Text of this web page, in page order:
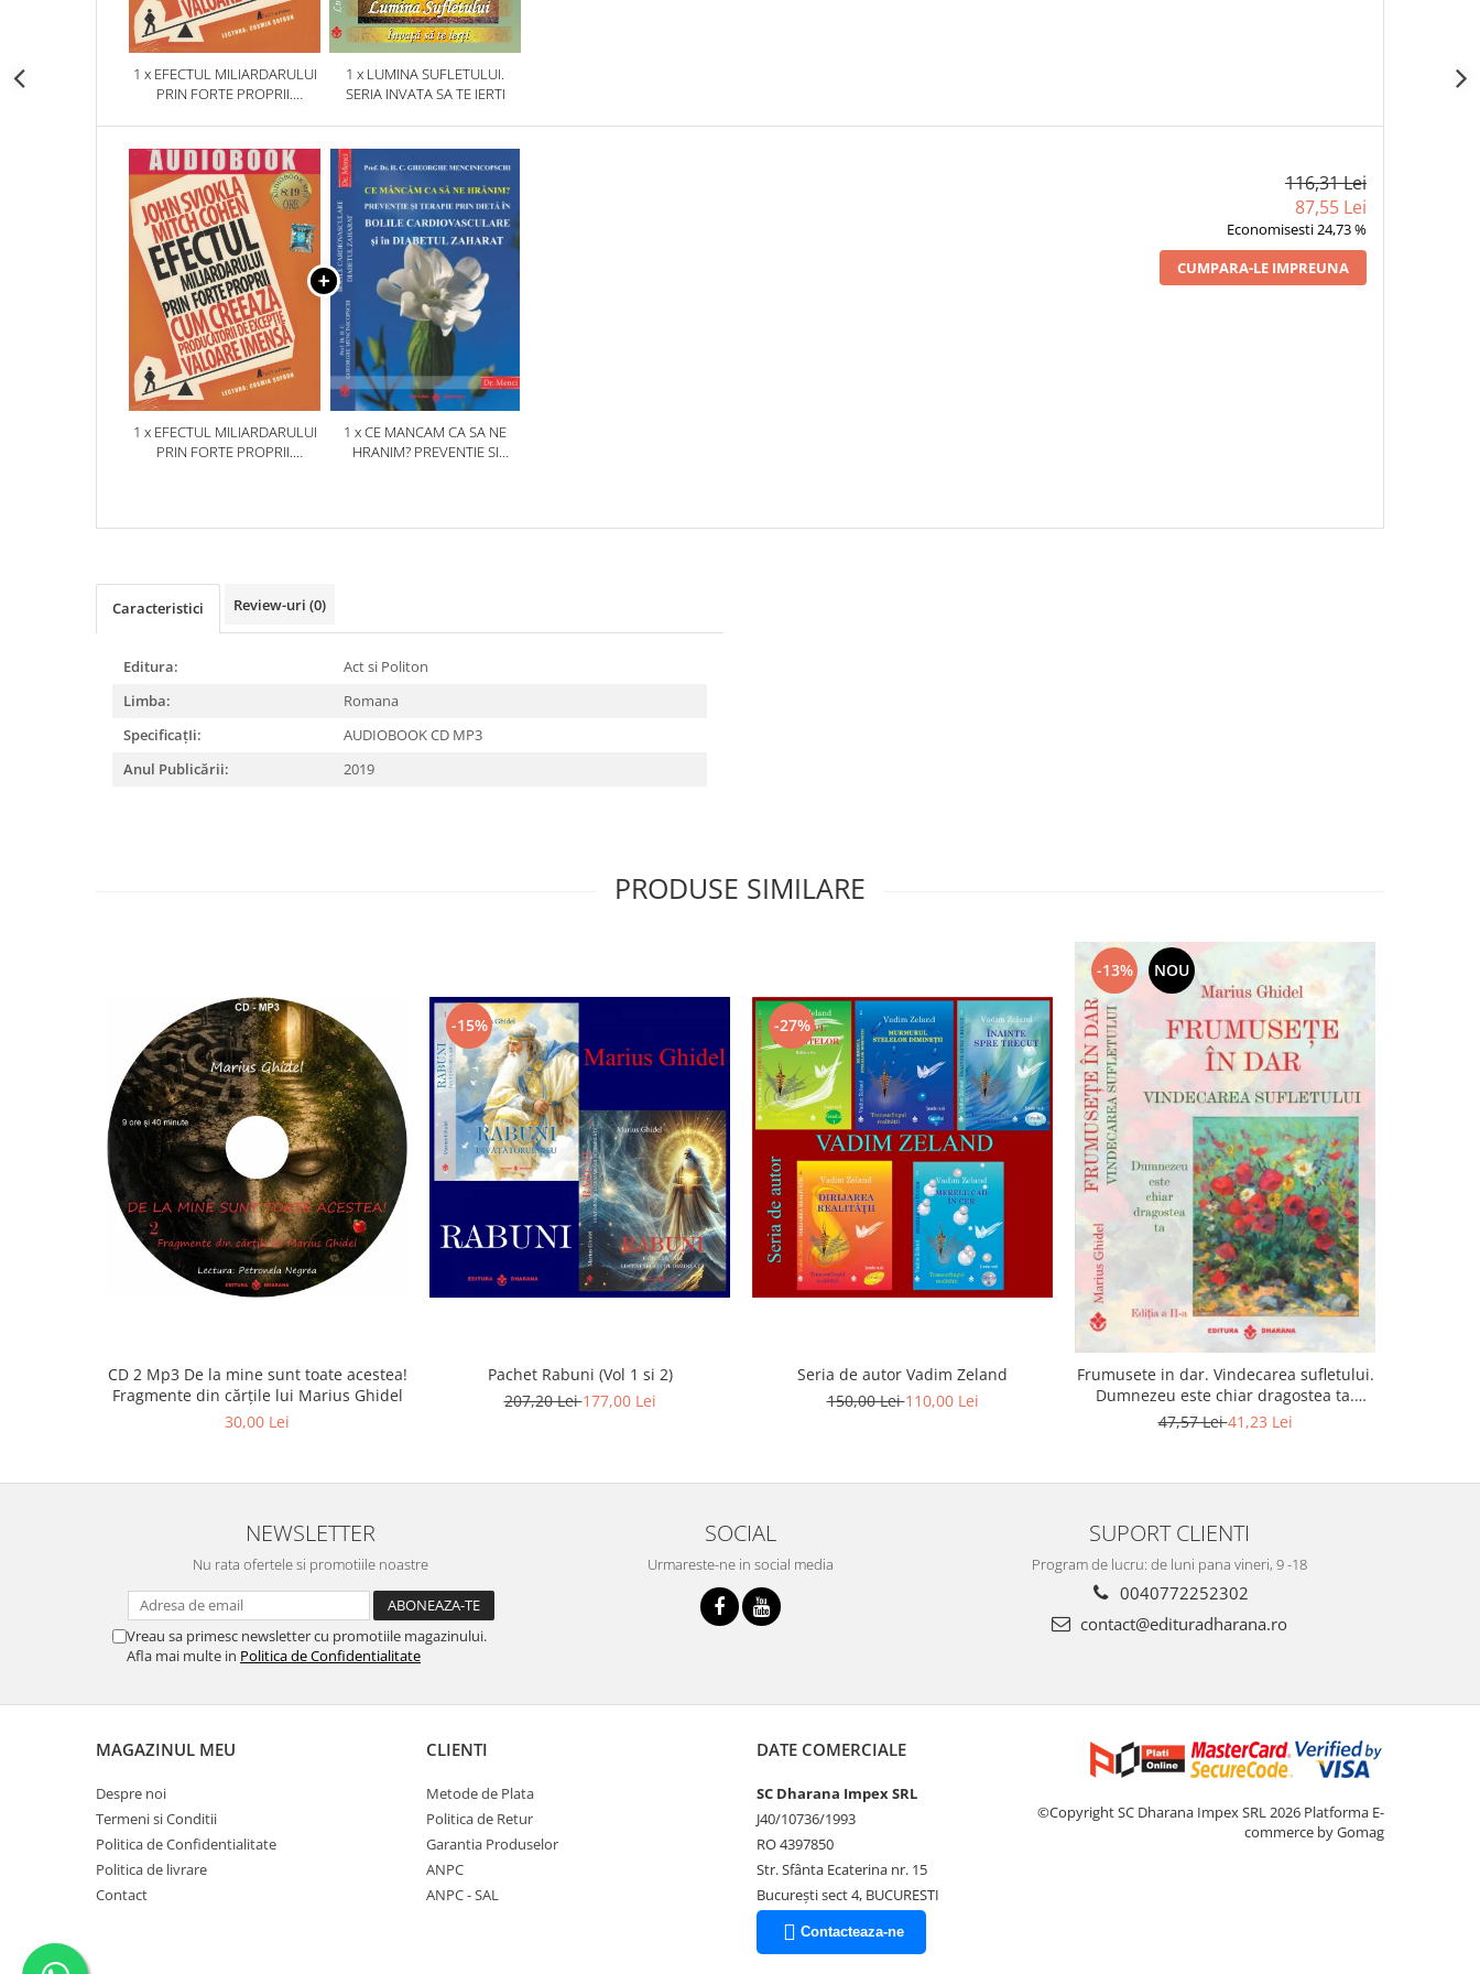
1 x EFECTUL MILIARDARULUI
PRIN FORTE PROPRII.
1 x LUMINA SUFLETULUI.
SERIA INVATA SA TE IERTI
1 x EFECTUL MILIARDARULUI
PRIN FORTE PROPRII.
1 x CE MANCAM CA SA NE
HRANIM? PREVENTIE SI
116,31 Lei
87,55 Lei
Economisesti 24,73 %
CUMPARA-LE IMPREUNA
Caracteristici Review-uri (0)
Editura:
Act si Politon
Limba:
Romana
SpecificațIi:
AUDIOBOOK CD MP3
Anul Publicării:
2019
PRODUSE SIMILARE
CD 2 Mp3 De la mine sunt toate acestea!
Fragmente din cărțile lui Marius Ghidel
30,00 Lei
-15%
Pachet Rabuni (Vol 1 si 2)
207,20 Lei177,00 Lei
-27%
Seria de autor Vadim Zeland
150,00 Lei110,00 Lei
-13% NOU
Frumusete in dar. Vindecarea sufletului.
Dumnezeu este chiar dragostea ta.
Editia a 2-a
47,57 Lei41,23 Lei
NEWSLETTER
Nu rata ofertele si promotiile noastre
Vreau sa primesc newsletter cu promotiile magazinului.
Afla mai multe in Politica de Confidentialitate
SOCIAL
Urmareste-ne in social media
SUPORT CLIENTI
Program de lucru: de luni pana vineri, 9 -18
0040772252302
contact@edituradharana.ro
MAGAZINUL MEU
Despre noi
Termeni si Conditii
Politica de Confidentialitate
Politica de livrare
Contact
CLIENTI
Metode de Plata
Politica de Retur
Garantia Produselor
ANPC
ANPC - SAL
DATE COMERCIALE
SC Dharana Impex SRL
J40/10736/1993
RO 4397850
Str. Sfânta Ecaterina nr. 15
București sect 4, BUCURESTI
Contacteaza-ne
©Copyright SC Dharana Impex SRL 2026 Platforma E-
commerce by Gomag